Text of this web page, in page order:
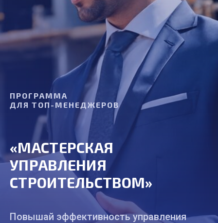
ПРОГРАММА
ДЛЯ ТОП-МЕНЕДЖЕРОВ
«МАСТЕРСКАЯ
УПРАВЛЕНИЯ
СТРОИТЕЛЬСТВОМ»
Повышай эффективность управления